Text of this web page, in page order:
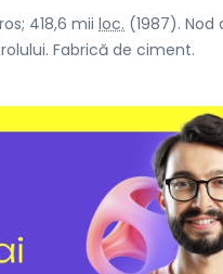
418,6 mii loc. (1987).
Fabrică de ciment.